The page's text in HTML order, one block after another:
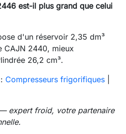
est-il plus grand que celui
d'un réservoir 2,35 dm³
CAJN 2440, mieux
26,2 cm³.
Compresseurs frigorifiques
expert froid, votre partenaire